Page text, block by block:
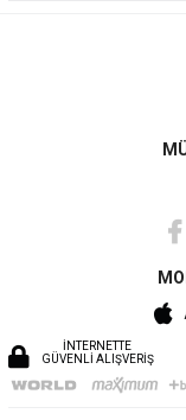
İNTERNETTE
GÜVENLİ ALIŞVERİŞ